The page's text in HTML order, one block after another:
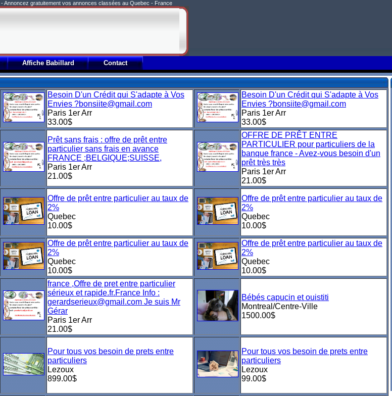
Annoncez gratuitement vos annonces classées au Quebec - France
Affiche Babillard Contact
Besoin D'un Crédit qui S'adapte à Vos
Envies ?bonsiite@gmail.com
Paris 1er Arr
33.00$
Besoin D'un Crédit qui S'adapte à Vos
Envies ?bonsiite@gmail.com
Paris 1er Arr
33.00$
Prêt sans frais : offre de prêt entre
particulier sans frais en avance
FRANCE ;BELGIQUE;SUISSE,
Paris 1er Arr
21.00$
OFFRE DE PRÊT ENTRE
PARTICULIER pour particuliers de la
banque france - Avez-vous besoin d'un
prêt très très
Paris 1er Arr
21.00$
Offre de prêt entre particulier au taux de
2%
Quebec
10.00$
Offre de prêt entre particulier au taux de
2%
Quebec
10.00$
Offre de prêt entre particulier au taux de
2%
Quebec
10.00$
Offre de prêt entre particulier au taux de
2%
Quebec
10.00$
france ,Offre de pret entre particulier
sérieux et rapide.fr.France Info :
gerardserieux@gmail.com Je suis Mr
Gérar
Paris 1er Arr
21.00$
Bébés capucin et ouistiti
Montreal/Centre-Ville
1500.00$
Pour tous vos besoin de prets entre
particuliers
Lezoux
899.00$
Pour tous vos besoin de prets entre
particuliers
Lezoux
99.00$